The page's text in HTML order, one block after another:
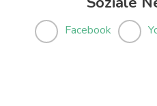
Facebook